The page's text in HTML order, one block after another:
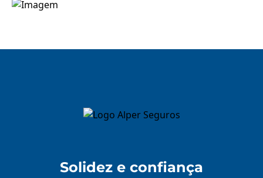
Solidez e confiança